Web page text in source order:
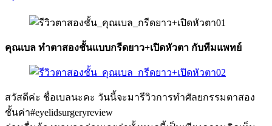
คุณเบล ทำตาสองชั้นแบบกรีดยาว+เปิดหัวตา กับทีมแพทย์
สวัสดีค่ะ ชื่อเบลนะคะ วันนี้จะมารีวิวการทำศัลยกรรมตาสอง
ชั้นค่า#eyelidsurgeryreview